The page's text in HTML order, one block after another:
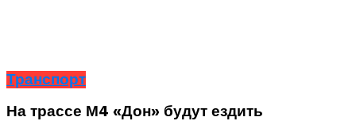
Транспорт
На трассе М4 «Дон» будут ездить